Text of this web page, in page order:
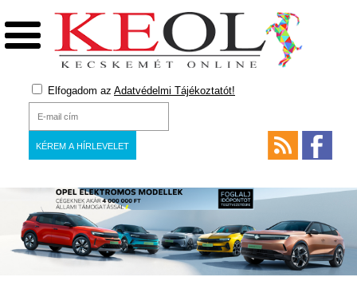
Elfogadom az Adatvédelmi Tájékoztatót!